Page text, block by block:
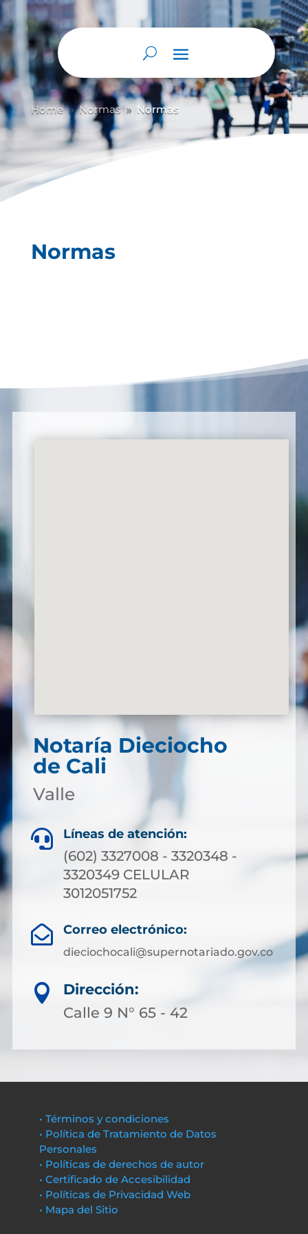
Home 9 Normas 9 Normas
Normas
Notaría Dieciocho
de Cali
Valle
 Líneas de atención:
(602) 3327008 - 3320348 -
3320349 CELULAR
3012051752
 Correo electrónico:
dieciochocali@supernotariado.gov.co

Dirección:
Calle 9 N° 65 - 42
• Términos y condiciones
• Política de Tratamiento de Datos
Personales
• Políticas de derechos de autor
• Certificado de Accesibilidad
• Políticas de Privacidad Web
• Mapa del Sitio